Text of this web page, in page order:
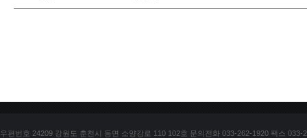
우편번호 24209 강원도 춘천시 동면 소양강로 110 102호 문의전화 033-262-1920 팩스 033-